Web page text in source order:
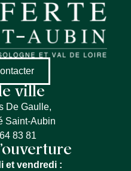
ville
De Gaulle,
Saint-Aubin
83 81
et vendredi :